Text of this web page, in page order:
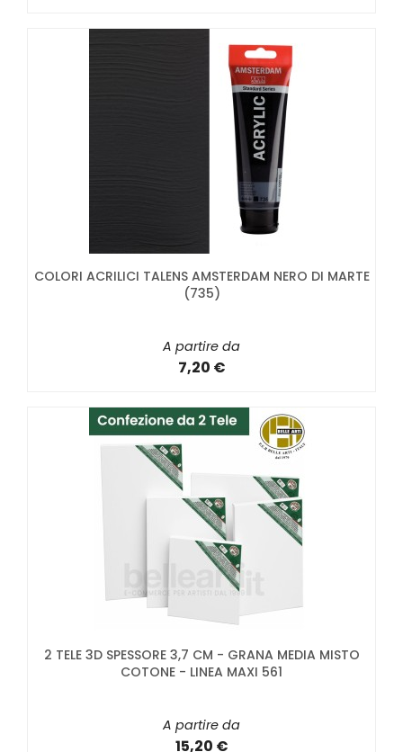
COLORI ACRILICI TALENS AMSTERDAM NERO DI MARTE
(735)
A partire da
7,20 €
2 TELE 3D SPESSORE 3,7 CM - GRANA MEDIA MISTO
COTONE - LINEA MAXI 561
A partire da
15,20 €